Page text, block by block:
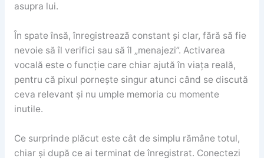
asupra lui.
În spate însă, înregistrează constant și clar, fără să fie
nevoie să îl verifici sau să îl „menajezi”. Activarea
vocală este o funcție care chiar ajută în viața reală,
pentru că pixul pornește singur atunci când se discută
ceva relevant și nu umple memoria cu momente
inutile.
Ce surprinde plăcut este cât de simplu rămâne totul,
chiar și după ce ai terminat de înregistrat. Conectezi